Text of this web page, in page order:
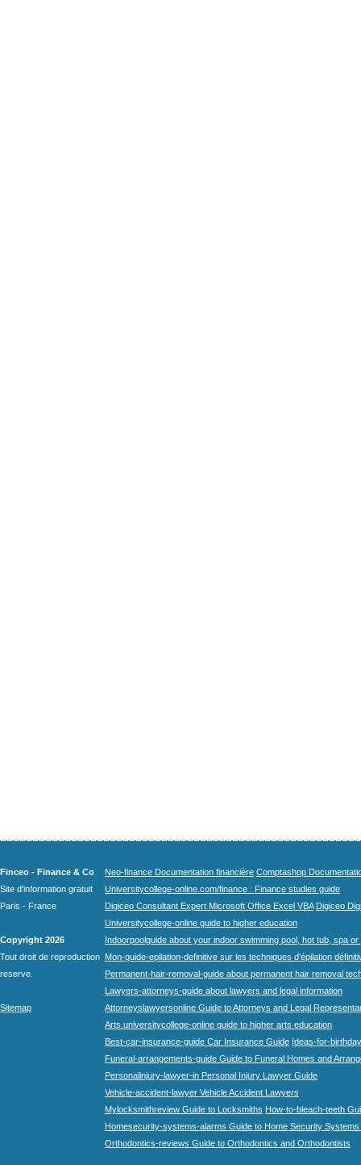
Finceo - Finance & Co
Site d'information gratuit
Paris - France
Copyright 2026
Tout droit de reproduction
reserve.
Sitemap
Neo-finance Documentation financière Comptashop
Universitycollege-online.com/finance : Finance studies guide
Digiceo Consultant Expert Microsoft Office Excel VBA Digiceo
Universitycollege-online guide to higher education
Indoorpoolguide about your indoor swimming pool, hot tub, spa
Mon-guide-epilation-definitive sur les techniques d'épilation
Permanent-hair-removal-guide about permanent hair removal
Lawyers-attorneys-guide about lawyers and legal information
Attorneyslawyersonline Guide to Attorneys and Legal
Arts.universitycollege-online guide to higher arts education
Best-car-insurance-guide Car Insurance Guide Ideas-for-
Funeral-arrangements-guide Guide to Funeral Homes and
Personalinjury-lawyer-in Personal Injury Lawyer Guide
Vehicle-accident-lawyer Vehicle Accident Lawyers
Mylocksmithreview Guide to Locksmiths How-to-bleach-teeth
Homesecurity-systems-alarms Guide to Home Security Systems
Orthodontics-reviews Guide to Orthodontics and Orthodontists